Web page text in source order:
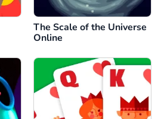
The Scale of the Universe
Online